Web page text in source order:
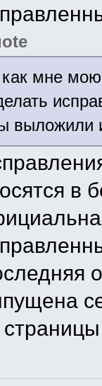
мне
выложили
в